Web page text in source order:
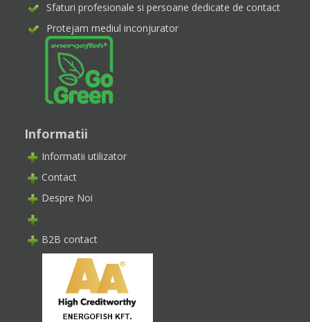
Sfaturi profesionale si persoane dedicate de contact
Protejam mediul inconjurator
Informatii
Informatii utilizator
Contact
Despre Noi
B2B contact